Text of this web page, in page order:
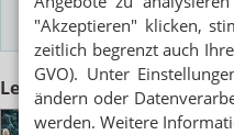
"Akzeptieren" klicken,
zeitlich begrenzt auch
GVO). Unter
ändern oder
werden. Weitere
Hinweis zum
Lesen Sie auch
PSEUDOMONAS